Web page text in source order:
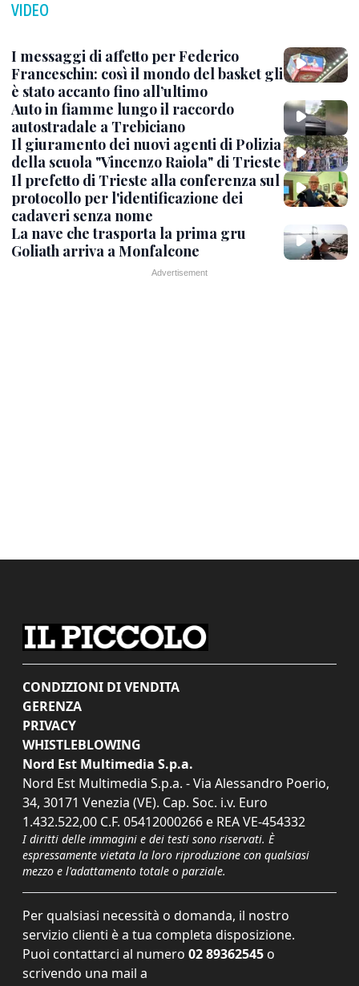
VIDEO
I messaggi di affetto per Federico
Franceschin: così il mondo del basket gli
è stato accanto fino all’ultimo
Auto in fiamme lungo il raccordo
autostradale a Trebiciano
Il giuramento dei nuovi agenti di Polizia
della scuola "Vincenzo Raiola" di Trieste
Il prefetto di Trieste alla conferenza sul
protocollo per l'identificazione dei
cadaveri senza nome
La nave che trasporta la prima gru
Goliath arriva a Monfalcone
CONDIZIONI DI VENDITA
GERENZA
PRIVACY
WHISTLEBLOWING
Nord Est Multimedia S.p.a.
Nord Est Multimedia S.p.a. - Via Alessandro Poerio,
34, 30171 Venezia (VE). Cap. Soc. i.v. Euro
1.432.522,00 C.F. 05412000266 e REA VE-454332
I diritti delle immagini e dei testi sono riservati. È
espressamente vietata la loro riproduzione con qualsiasi
mezzo e l'adattamento totale o parziale.
Per qualsiasi necessità o domanda, il nostro
servizio clienti è a tua completa disposizione.
Puoi contattarci al numero 02 89362545 o
scrivendo una mail a